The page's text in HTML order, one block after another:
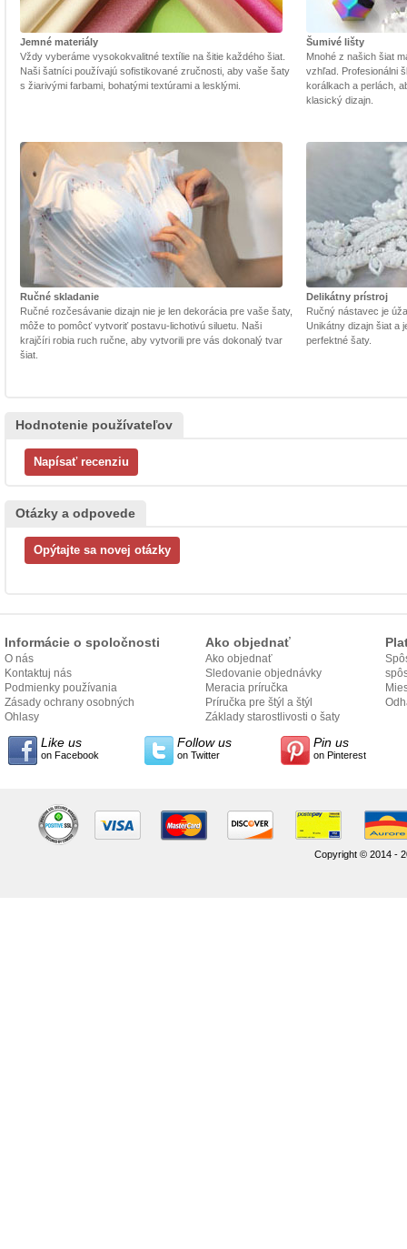
Jemné materiály
Vždy vyberáme vysokokvalitné textílie na šitie každého šiat.
Naši šatníci používajú sofistikované zručnosti, aby vaše šaty
s žiarivými farbami, bohatými textúrami a lesklými.
Šumivé lišty
Mnohé z našich šiat
vzhľad. Profesionálni
korálkach a perlách,
klasický dizajn.
Ručné skladanie
Ručné rozčesávanie dizajn nie je len dekorácia pre vaše šaty,
môže to pomôcť vytvoriť postavu-lichotivú siluetu. Naši
krajčíri robia ruch ručne, aby vytvorili pre vás dokonalý tvar
šiat.
Delikátny prístroj
Ručný nástavec je
Unikátny dizajn šiat a
perfektné šaty.
Hodnotenie používateľov
Otázky a odpovede
Informácie o spoločnosti
O nás
Kontaktuj nás
Podmienky používania
Zásady ochrany osobných
údajov
Ohlasy
Ako objednať
Ako objednať
Sledovanie objednávky
Meracia príručka
Príručka pre štýl a štýl
Základy starostlivosti o šaty
Like us
on Facebook
Follow us
on Twitter
Pin us
on Pinterest
Copyright © 2014 -